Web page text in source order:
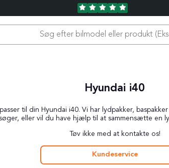
Hyundai i40
til din Hyundai i40. Vi har lydpakker,
eller vil du have hjælp til at sammensætte en
Tøv ikke med at kontakte os!
Kundeservice